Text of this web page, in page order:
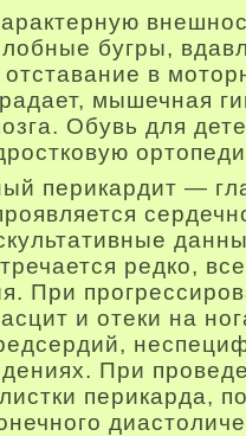
бугры,
в
мышечная
Обувь для
перикардит —
редко,
При
и отеки на
При
перикарда,